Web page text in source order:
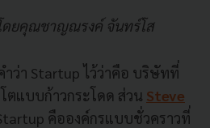
ดยคุณชาญณรงค์ จันทร์โส
ว่า Startup ไว้ว่าคือ บริษัทที่
ตแบบก้าวกระโดด ส่วน Steve
คือองค์กรแบบชั่วคราวที่